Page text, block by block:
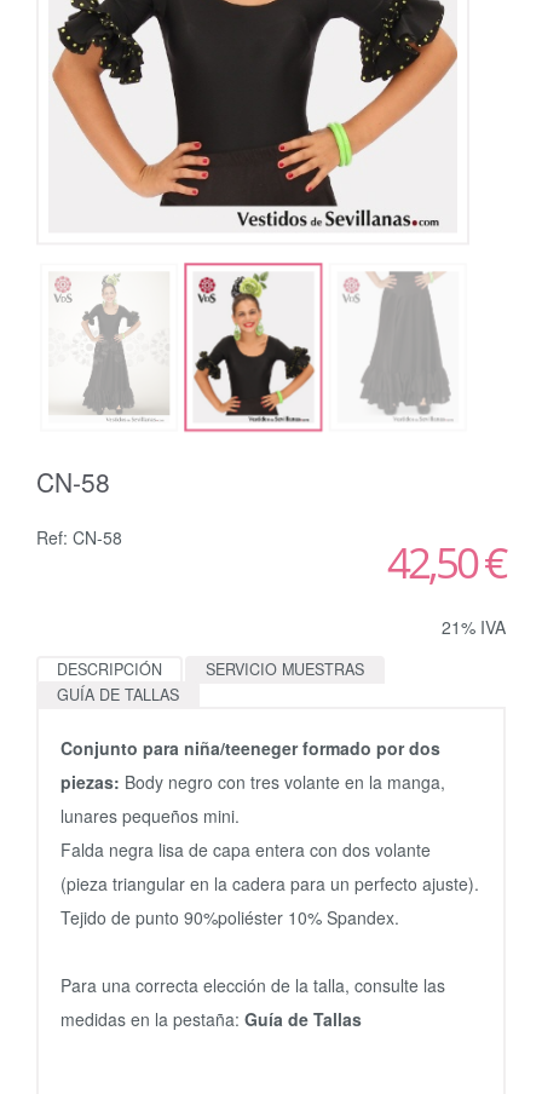
CN-58
Ref: CN-58 42,50 €
21% IVA
DESCRIPCIÓN
SERVICIO MUESTRAS
GUÍA DE TALLAS
Conjunto para niña/teeneger formado por dos
piezas: Body negro con tres volante en la manga,
lunares pequeños mini.
Falda negra lisa de capa entera con dos volante
(pieza triangular en la cadera para un perfecto ajuste).
Tejido de punto 90%poliéster 10% Spandex.
Para una correcta elección de la talla, consulte las
medidas en la pestaña: Guía de Tallas